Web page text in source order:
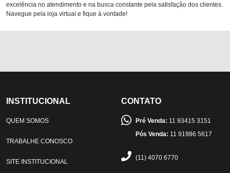
excelência no atendimento e na busca constante pela satisfação dos clientes.
Navegue pela loja virtual e fique à vontade!
INSTITUCIONAL
QUEM SOMOS
TRABALHE CONOSCO
SITE INSTITUCIONAL
CONTATO
Pré Venda: 11 93415 3151
Pós Venda: 11 91986 5617
(11) 4070 6770